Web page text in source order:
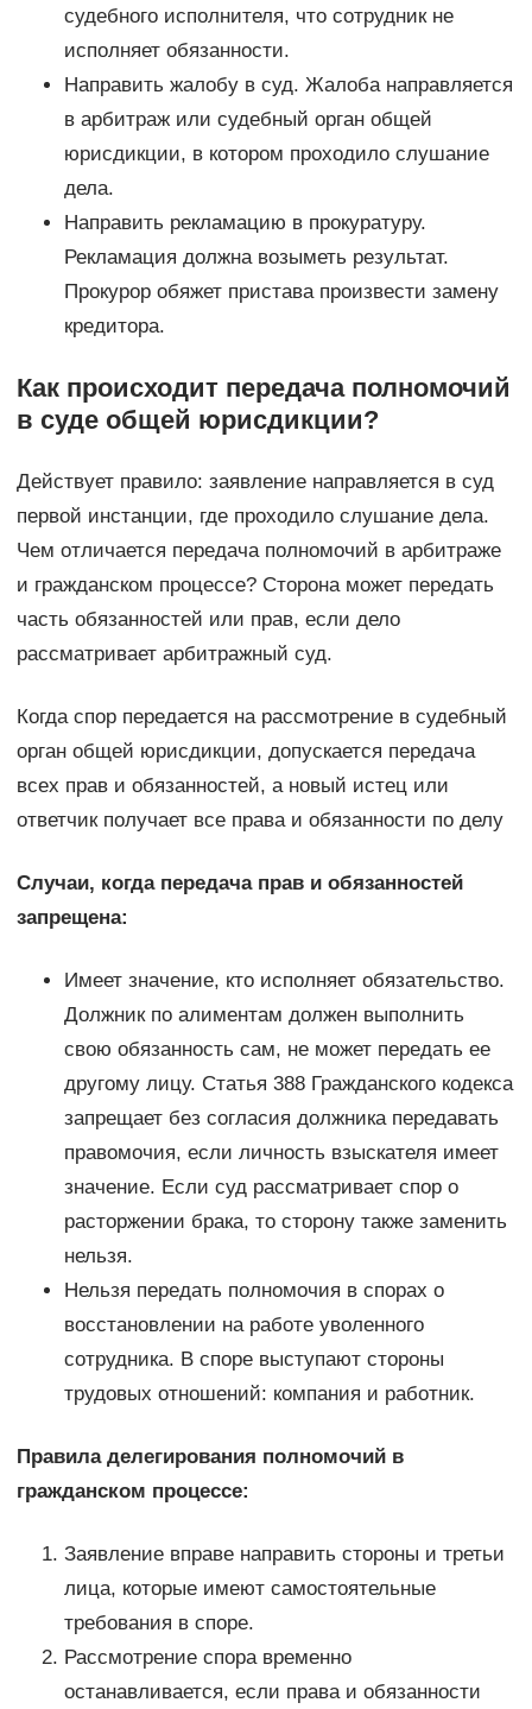
судебного исполнителя, что сотрудник не
исполняет обязанности.
Направить жалобу в суд. Жалоба направляется
в арбитраж или судебный орган общей
юрисдикции, в котором проходило слушание
дела.
Направить рекламацию в прокуратуру.
Рекламация должна возыметь результат.
Прокурор обяжет пристава произвести замену
кредитора.
Как происходит передача полномочий
в суде общей юрисдикции?
Действует правило: заявление направляется в суд
первой инстанции, где проходило слушание дела.
Чем отличается передача полномочий в арбитраже
и гражданском процессе? Сторона может передать
часть обязанностей или прав, если дело
рассматривает арбитражный суд.
Когда спор передается на рассмотрение в судебный
орган общей юрисдикции, допускается передача
всех прав и обязанностей, а новый истец или
ответчик получает все права и обязанности по делу
Случаи, когда передача прав и обязанностей
запрещена:
Имеет значение, кто исполняет обязательство.
Должник по алиментам должен выполнить
свою обязанность сам, не может передать ее
другому лицу. Статья 388 Гражданского кодекса
запрещает без согласия должника передавать
правомочия, если личность взыскателя имеет
значение. Если суд рассматривает спор о
расторжении брака, то сторону также заменить
нельзя.
Нельзя передать полномочия в спорах о
восстановлении на работе уволенного
сотрудника. В споре выступают стороны
трудовых отношений: компания и работник.
Правила делегирования полномочий в
гражданском процессе:
Заявление вправе направить стороны и третьи
лица, которые имеют самостоятельные
требования в споре.
Рассмотрение спора временно
останавливается, если права и обязанности